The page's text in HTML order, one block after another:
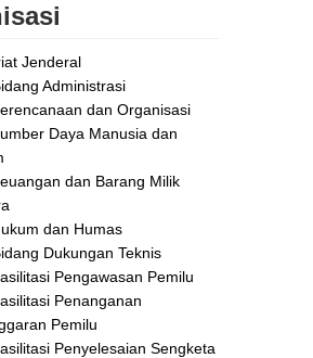
Jenderal
Administrasi
dan Organisasi
Daya Manusia dan
dan Barang Milik
dan Humas
Dukungan Teknis
Pengawasan Pemilu
Penanganan
Pemilu
Penyelesaian Sengketa